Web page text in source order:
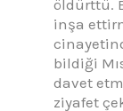
öldürttü.
inşa
bildiği
davet
ziyafet